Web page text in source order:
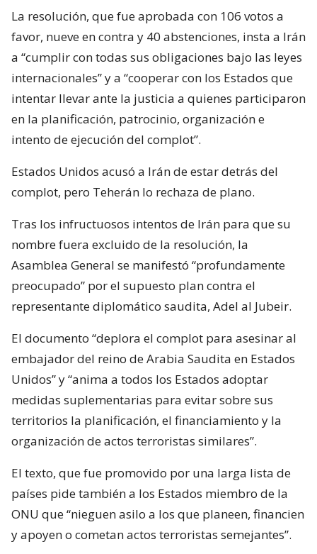
La resolución, que fue aprobada con 106 votos a
favor, nueve en contra y 40 abstenciones, insta a Irán
a “cumplir con todas sus obligaciones bajo las leyes
internacionales” y a “cooperar con los Estados que
intentar llevar ante la justicia a quienes participaron
en la planificación, patrocinio, organización e
intento de ejecución del complot”.
Estados Unidos acusó a Irán de estar detrás del
complot, pero Teherán lo rechaza de plano.
Tras los infructuosos intentos de Irán para que su
nombre fuera excluido de la resolución, la
Asamblea General se manifestó “profundamente
preocupado” por el supuesto plan contra el
representante diplomático saudita, Adel al Jubeir.
El documento “deplora el complot para asesinar al
embajador del reino de Arabia Saudita en Estados
Unidos” y “anima a todos los Estados adoptar
medidas suplementarias para evitar sobre sus
territorios la planificación, el financiamiento y la
organización de actos terroristas similares”.
El texto, que fue promovido por una larga lista de
países pide también a los Estados miembro de la
ONU que “nieguen asilo a los que planeen, financien
y apoyen o cometan actos terroristas semejantes”.